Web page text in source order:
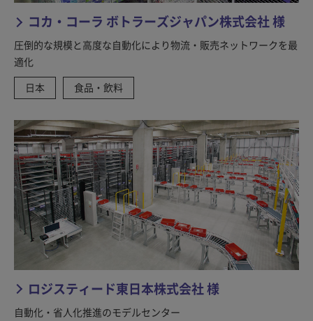
コカ・コーラ ボトラーズジャパン株式会社 様
圧倒的な規模と高度な自動化により物流・販売ネットワークを最
適化
日本
食品・飲料
ロジスティード東日本株式会社 様
自動化・省人化推進のモデルセンター